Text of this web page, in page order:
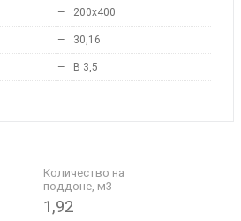
— 200x400
— 30,16
— B 3,5
Количество на
поддоне, м3
1,92